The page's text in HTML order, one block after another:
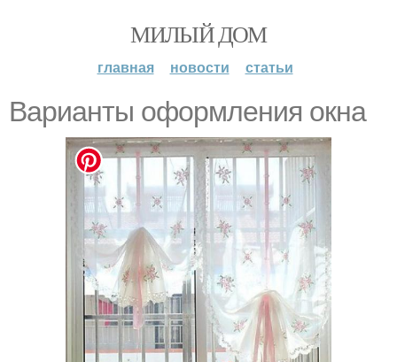
МИЛЫЙ ДОМ
главная новости статьи
Варианты оформления окна